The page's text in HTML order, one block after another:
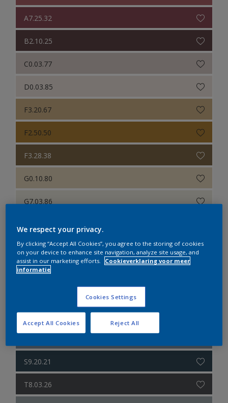
Lifestyle Colors Bohemian
Color Selection Whites
Color Selection Greys
Sikkens ACC to RAL
Cetol Colours
A7.25.32
B2.10.25
C0.03.77
D0.03.85
F3.20.67
F2.50.50
F3.28.38
G0.10.80
G7.03.86
Q9.23.29
S0.09.30
ON.01.87
S9.20.21
T8.03.26
We respect your privacy.
By clicking “Accept All Cookies”, you agree to the storing of cookies
on your device to enhance site navigation, analyze site usage, and
assist in our marketing efforts.
Cookieverklaring voor meer
informatie
Cookies Settings
Reject All
Accept All Cookies